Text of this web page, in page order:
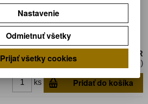
Hmotnosť balenia:
SOT399
4,59 EUR
3,74 EUR (Cena bez DPH)
ks Pridať do košíka
Nastavenie
Odmietnuť všetky
Prijať všetky cookies